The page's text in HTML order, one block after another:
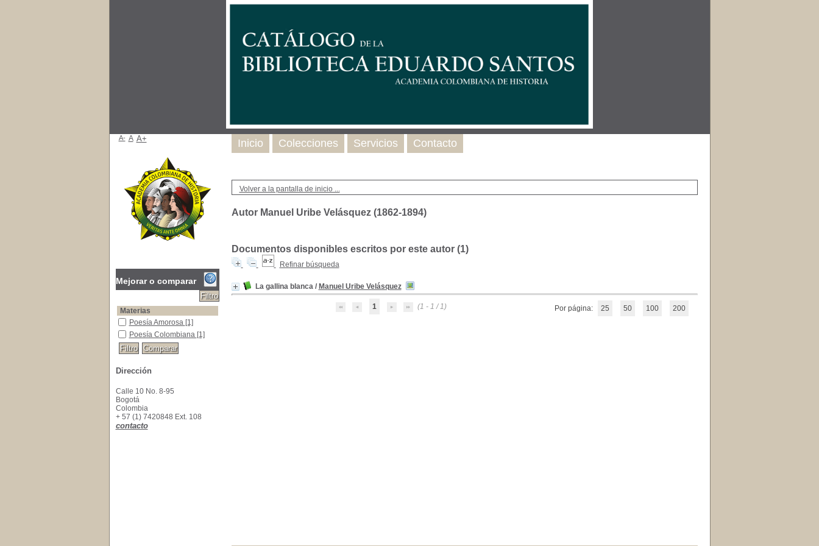
Volver a la pantalla de inicio ...
Autor Manuel Uribe Velásquez (1862-1894)
Documentos disponibles escritos por este autor (1)
Refinar búsqueda
La gallina blanca/ Manuel Uribe Velásquez
1 (1 - 1 / 1) Por página: 25 50 100 200
Inicio Colecciones Servicios Contacto
A- A A+
Mejorar o comparar
Materias
Poesía Amorosa
Poesía Amorosa [1]
Poesía Colombiana
Poesía Colombiana [1]
Dirección
Calle 10 No. 8-95
Bogotá
Colombia
+ 57 (1) 7420848 Ext. 108
contacto